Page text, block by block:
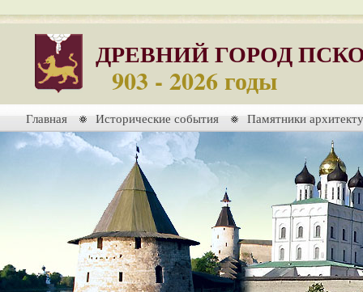
ДРЕВНИЙ ГОРОД
903 - 2026 годы
Главная Исторические события Памятники